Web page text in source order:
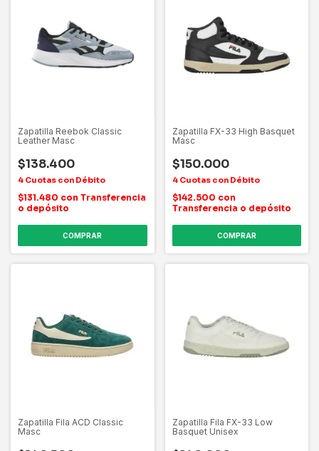
Zapatilla Reebok Classic
Leather Masc
$138.400
$131.480 con Transferencia
o depósito
COMPRAR
Zapatilla FX-33 High Basquet
Masc
$150.000
$142.500 con
Transferencia o depósito
COMPRAR
Zapatilla Fila ACD Classic
Masc
Zapatilla Fila FX-33 Low
Basquet Unisex